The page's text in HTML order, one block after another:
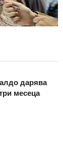
дарява
месеца